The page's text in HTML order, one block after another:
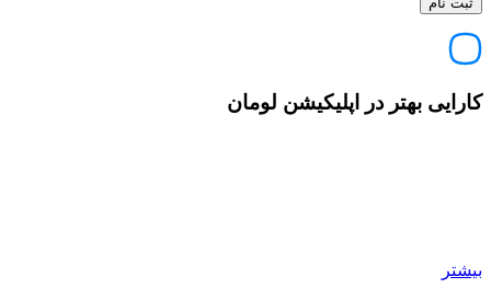
کارایی بهتر در اپلیکیشن لومان
بیشتر